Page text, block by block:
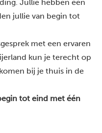
Jullie hebben één
jullie van begin tot
met een ervaren
kun je terecht op
bij je thuis in de
tot eind met één